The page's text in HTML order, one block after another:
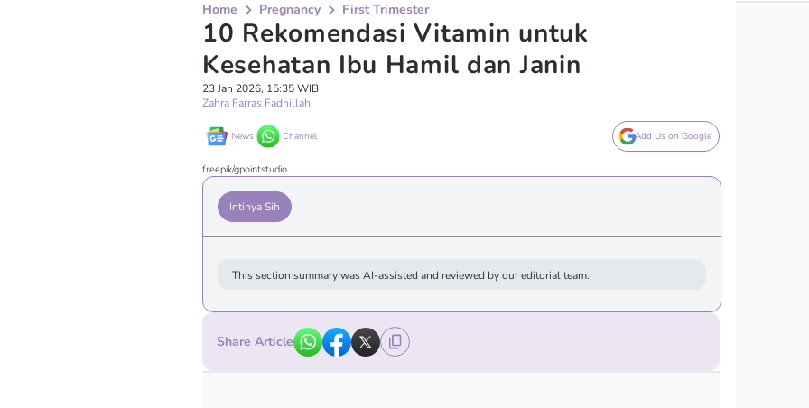
Home Pregnancy First Trimester
10 Rekomendasi Vitamin untuk
Kesehatan Ibu Hamil dan Janin
23 Jan 2026, 15:35 WIB
Zahra Farras Fadhillah
News Channel Add Us on Google
freepik/gpointstudio
Intinya Sih
This section summary was AI-assisted and reviewed by our editorial team.
Share Article